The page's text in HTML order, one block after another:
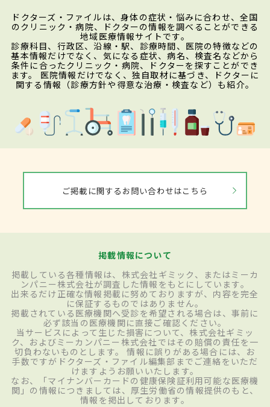
ドクターズ・ファイルは、身体の症状・悩みに合わせ、全国
のクリニック・病院、ドクターの情報を調べることができる
地域医療情報サイトです。
診療科目、行政区、沿線・駅、診療時間、医院の特徴などの
基本情報だけでなく、気になる症状、病名、検査名などから
条件に合ったクリニック・病院、ドクターを探すことができ
ます。 医院情報だけでなく、独自取材に基づき、ドクターに
関する情報（診療方針や得意な治療・検査など）も紹介。
ご掲載に関するお問い合わせはこちら
掲載情報について
掲載している各種情報は、株式会社ギミック、またはミーカ
ンパニー株式会社が調査した情報をもとにしています。
出来るだけ正確な情報掲載に努めておりますが、内容を完全
に保証するものではありません。
掲載されている医療機関へ受診を希望される場合は、事前に
必ず該当の医療機関に直接ご確認ください。
当サービスによって生じた損害について、株式会社ギミッ
ク、およびミーカンパニー株式会社ではその賠償の責任を一
切負わないものとします。 情報に誤りがある場合には、お
手数ですがドクターズ・ファイル編集部までご連絡をいただ
けますようお願いいたします。
なお、「マイナンバーカードの健康保険証利用可能な医療機
関」の情報につきましては、厚生労働省の情報提供のもと、
情報を掲出しております。